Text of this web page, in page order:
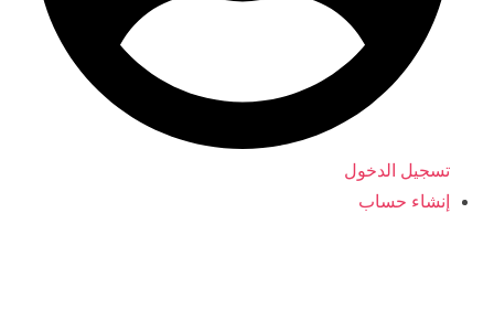
تسجيل الدخول
إنشاء حساب